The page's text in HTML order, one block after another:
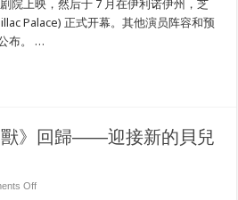
院上映，然后于 7 月在伊利诺伊州，芝
Palace) 正式开幕。其他演员阵容和预
布。 …
獸》回歸——迎接新的貝兒
Offon